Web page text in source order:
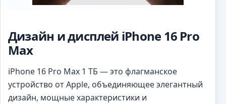
Дизайн и дисплей iPhone 16 Pro
Max
iPhone 16 Pro Max 1 ТБ — это флагманское
устройство от Apple, объединяющее элегантный
дизайн, мощные характеристики и